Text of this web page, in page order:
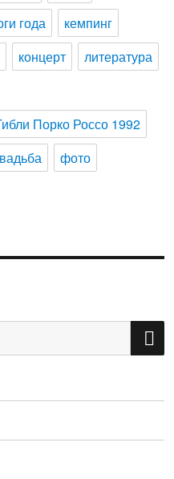
года
кемпинг
концерт
литература
Порко Россо 1992
фото